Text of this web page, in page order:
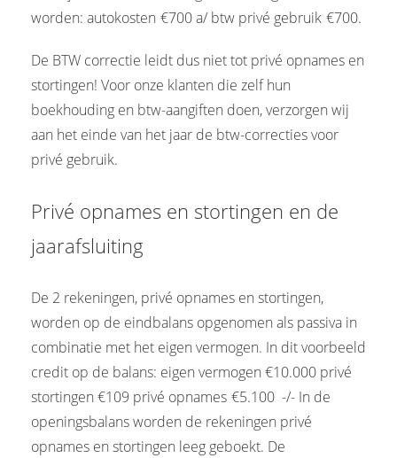
worden: autokosten €700 a/ btw privé gebruik €700.
De BTW correctie leidt dus niet tot privé opnames en
stortingen! Voor onze klanten die zelf hun
boekhouding en btw-aangiften doen, verzorgen wij
aan het einde van het jaar de btw-correcties voor
privé gebruik.
Privé opnames en stortingen en de
jaarafsluiting
De 2 rekeningen, privé opnames en stortingen,
worden op de eindbalans opgenomen als passiva in
combinatie met het eigen vermogen. In dit voorbeeld
credit op de balans: eigen vermogen €10.000 privé
stortingen €109 privé opnames €5.100 -/- In de
openingsbalans worden de rekeningen privé
opnames en stortingen leeg geboekt. De